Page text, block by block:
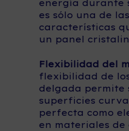
energía durante
es sólo una de
características
un panel
Flexibilidad del
flexibilidad de
delgada permite
superficies
perfecta como
en materiales de